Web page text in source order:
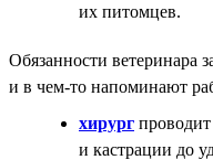
их питомцев.
Обязанности ветеринара
и в чем-то напоминают
хирург
и кастрации до